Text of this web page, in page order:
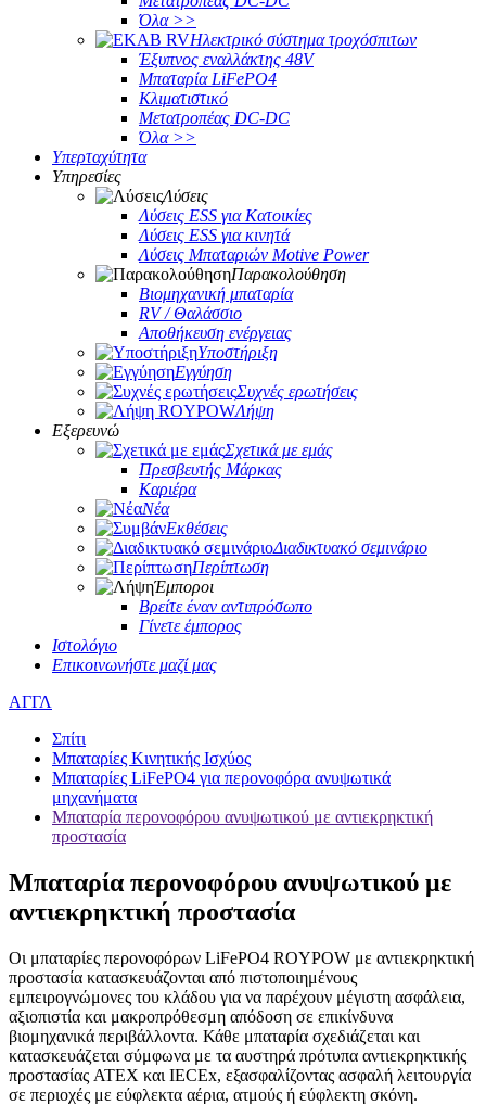
Όλα >>
Ηλεκτρικό σύστημα τροχόσπιτων
Έξυπνος εναλλάκτης 48V
Μπαταρία LiFePO4
Κλιματιστικό
Μετατροπέας DC-DC
Όλα >>
Υπερταχύτητα
Υπηρεσίες
Λύσεις
Λύσεις ESS για Κατοικίες
Λύσεις ESS για κινητά
Λύσεις Μπαταριών Motive Power
Παρακολούθηση
Βιομηχανική μπαταρία
RV / Θαλάσσιο
Αποθήκευση ενέργειας
Υποστήριξη
Εγγύηση
Συχνές ερωτήσεις
Λήψη
Εξερευνώ
Σχετικά με εμάς
Πρεσβευτής Μάρκας
Καριέρα
Νέα
Εκθέσεις
Διαδικτυακό σεμινάριο
Περίπτωση
Έμποροι
Βρείτε έναν αντιπρόσωπο
Γίνετε έμπορος
Ιστολόγιο
Επικοινωνήστε μαζί μας
ΑΓΓΛ
Σπίτι
Μπαταρίες Κινητικής Ισχύος
Μπαταρίες LiFePO4 για περονοφόρα ανυψωτικά
μηχανήματα
Μπαταρία περονοφόρου ανυψωτικού με αντιεκρηκτική
προστασία
Μπαταρία περονοφόρου ανυψωτικού με
αντιεκρηκτική προστασία
Οι μπαταρίες περονοφόρων LiFePO4 ROYPOW με αντιεκρηκτική
προστασία κατασκευάζονται από πιστοποιημένους
εμπειρογνώμονες του κλάδου για να παρέχουν μέγιστη ασφάλεια,
αξιοπιστία και μακροπρόθεσμη απόδοση σε επικίνδυνα
βιομηχανικά περιβάλλοντα. Κάθε μπαταρία σχεδιάζεται και
κατασκευάζεται σύμφωνα με τα αυστηρά πρότυπα αντιεκρηκτικής
προστασίας ATEX και IECEx, εξασφαλίζοντας ασφαλή λειτουργία
σε περιοχές με εύφλεκτα αέρια, ατμούς ή εύφλεκτη σκόνη.